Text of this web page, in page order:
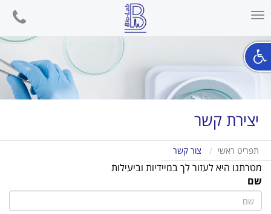
Toggle
phone
יצירת קשר
תפריט ראשי צור קשר
מטרתנו היא לעזור לך במיידיות וביעילות
שם